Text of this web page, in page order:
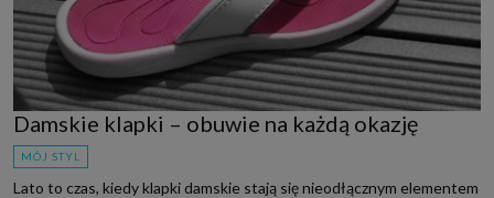
Damskie klapki – obuwie na każdą okazję
MÓJ STYL
Lato to czas, kiedy klapki damskie stają się nieodłącznym elementem